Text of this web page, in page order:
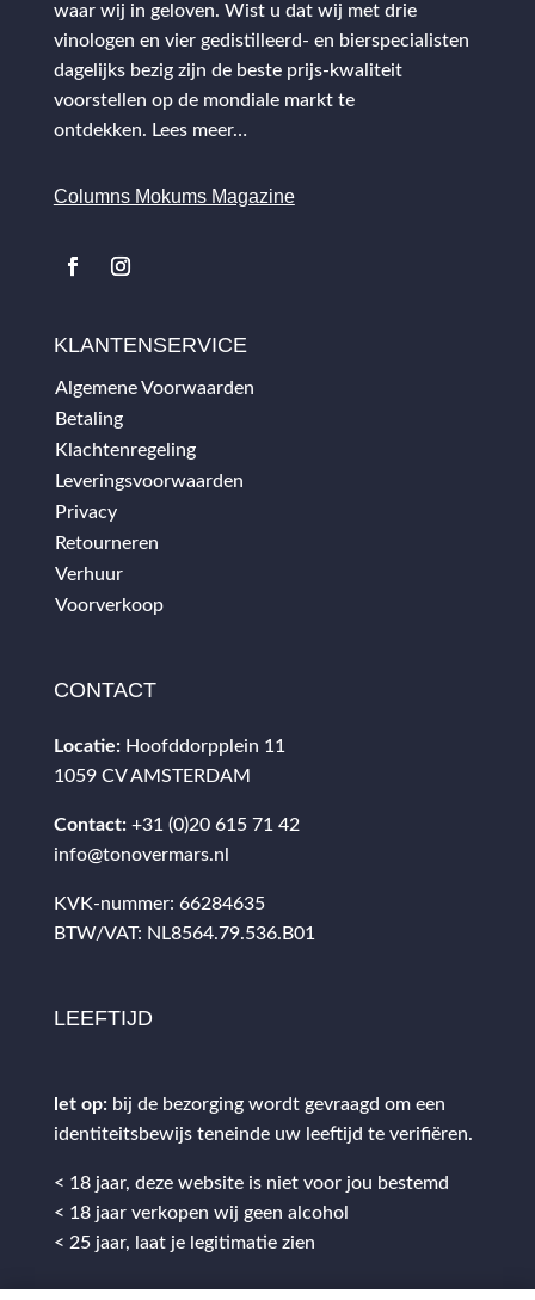
waar wij in geloven. Wist u dat wij met drie
vinologen en vier gedistilleerd- en bierspecialisten
dagelijks bezig zijn de beste prijs-kwaliteit
voorstellen op de mondiale markt te
ontdekken. Lees meer…
Columns Mokums Magazine
KLANTENSERVICE
Algemene Voorwaarden
Betaling
Klachtenregeling
Leveringsvoorwaarden
Privacy
Retourneren
Verhuur
Voorverkoop
CONTACT
Locatie: Hoofddorpplein 11
1059 CV AMSTERDAM
Contact: +31 (0)20 615 71 42
info@tonovermars.nl
KVK-nummer: 66284635
BTW/VAT: NL8564.79.536.B01
LEEFTIJD
let op: bij de bezorging wordt gevraagd om een
identiteitsbewijs teneinde uw leeftijd te verifiëren.
< 18 jaar, deze website is niet voor jou bestemd
< 18 jaar verkopen wij geen alcohol
< 25 jaar, laat je legitimatie zien